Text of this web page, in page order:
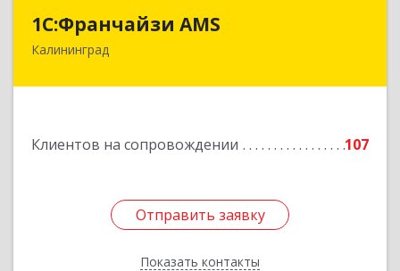
1С:Франчайзи AMS
Калининград
Клиентов на сопровождении 107
Отправить заявку
Показать контакты
238325, Калининградская обл, Гурьевский р-н,
Отправить заявку
Назад